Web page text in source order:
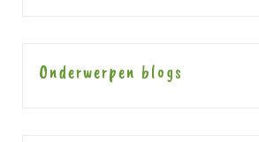
Onderwerpen blogs